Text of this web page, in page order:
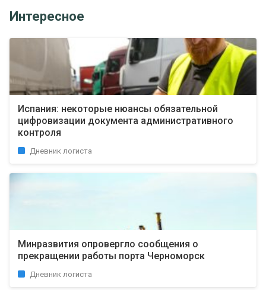
Интересное
Испания: некоторые нюансы обязательной
цифровизации документа административного
контроля
Дневник логиста
Минразвития опровергло сообщения о
прекращении работы порта Черноморск
Дневник логиста